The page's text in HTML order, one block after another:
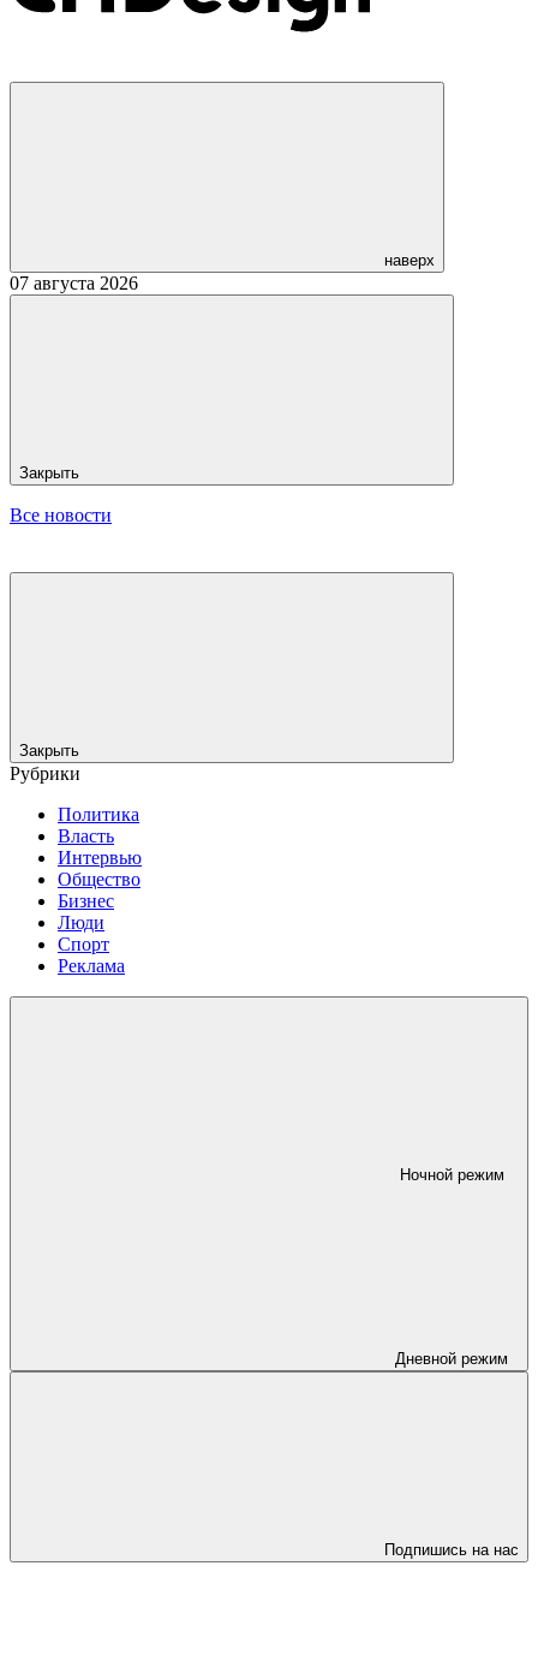
наверх
07 августа 2026
Закрыть
Все новости
Закрыть
Рубрики
Политика
Власть
Интервью
Общество
Бизнес
Люди
Спорт
Реклама
Ночной режим
Дневной режим
Подпишись на нас